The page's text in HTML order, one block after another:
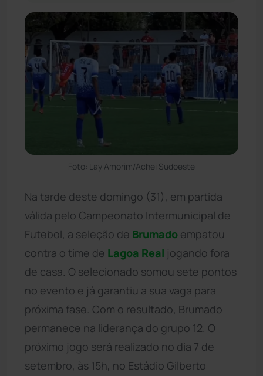
Foto: Lay Amorim/Achei Sudoeste
Na tarde deste domingo (31), em partida
válida pelo Campeonato Intermunicipal de
Futebol, a seleção de Brumado empatou
contra o time de Lagoa Real jogando fora
de casa. O selecionado somou sete pontos
no evento e já garantiu a sua vaga para
próxima fase. Com o resultado, Brumado
permanece na liderança do grupo 12. O
próximo jogo será realizado no dia 7 de
setembro, às 15h, no Estádio Gilberto